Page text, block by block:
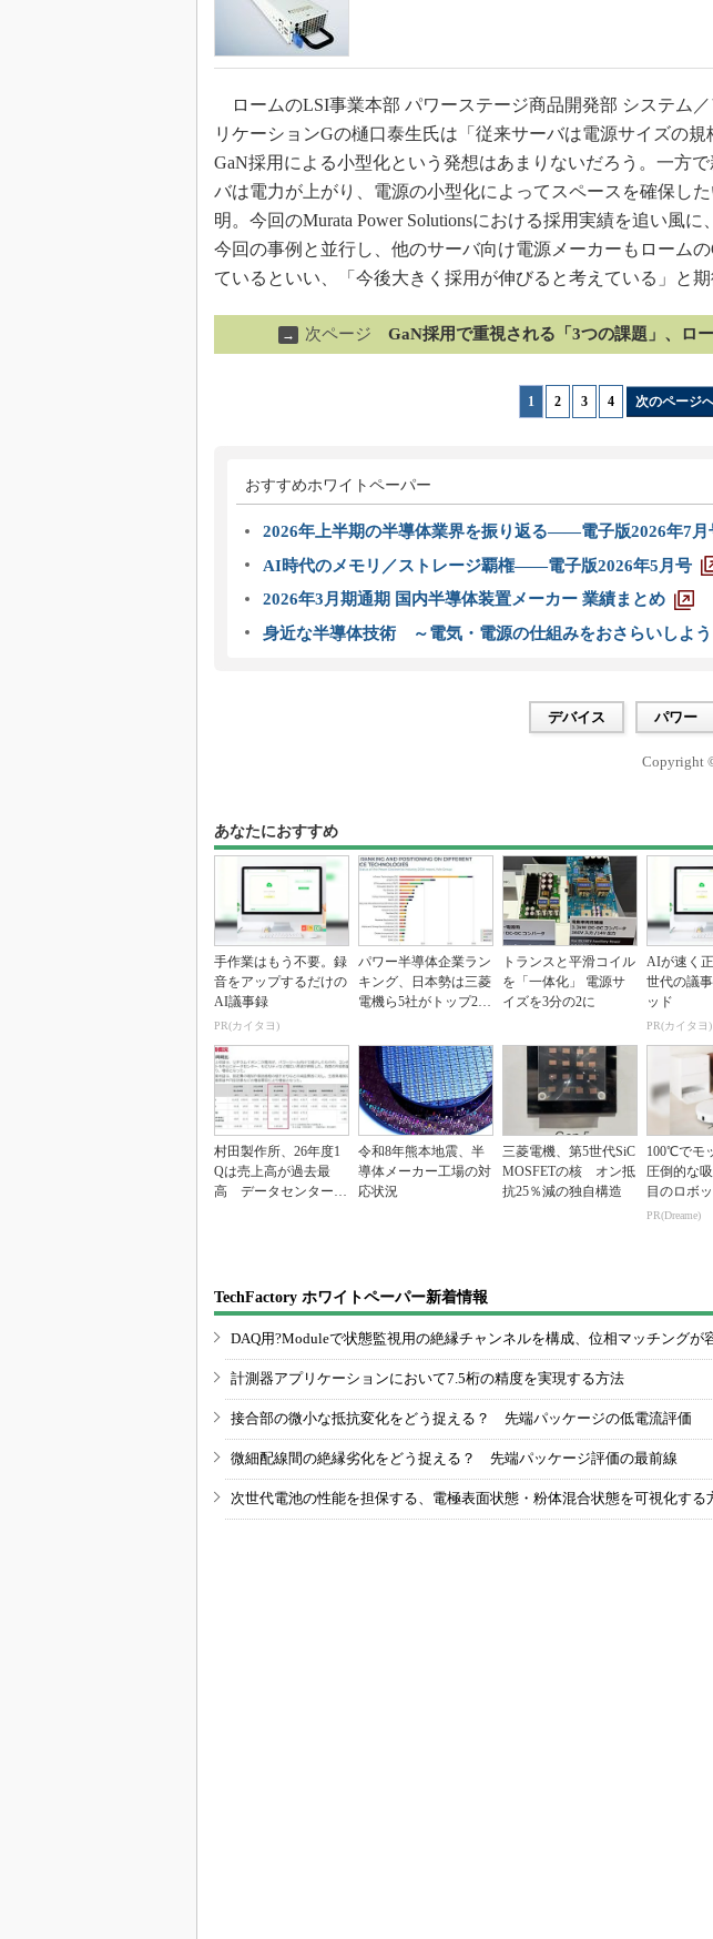
ロームのLSI事業本部 パワーステージ商品開発部 システム
リケーションGの樋口泰生氏は「従来サーバは電源サイズの規
GaN採用による小型化という発想はあまりないだろう。一方
バは電力が上がり、電源の小型化によってスペースを確保し
明。今回のMurata Power Solutionsにおける採用実績を追い風に
今回の事例と並行し、他のサーバ向け電源メーカーもローム
ているといい、「今後大きく採用が伸びると考えている」と期
→ 次ページ GaN採用で重視される「3つの課題」、ロ
1 2 3 4 次のページ
おすすめホワイトペーパー
2026年上半期の半導体業界を振り返る――電子版2026年7月
AI時代のメモリ／ストレージ覇権――電子版2026年5月号
2026年3月期通期 国内半導体装置メーカー 業績まとめ
身近な半導体技術 ～電気・電源の仕組みをおさらいしよう
デバイス パワー
Copyright
あなたにおすすめ
手作業はもう不要。録
音をアップするだけの
AI議事録
PR(カイタヨ)
パワー半導体企業ラン
キング、日本勢は三菱
電機ら5社がトップ20
トランスと平滑コイル
を「一体化」 電源サ
イズを3分の2に
AIが速く
世代の議
ッド
PR(カイタヨ)
村田製作所、26年度1
Qは売上高が過去最
高 データセンター関
令和8年熊本地震、半
導体メーカー工場の対
応状況
三菱電機、第5世代SiC
MOSFETの核 オン抵
抗25％減の独自構造
100℃でモ
圧倒的な
目のロボ
PR(Dreame)
TechFactory ホワイトペーパー新着情報
DAQ用?Moduleで状態監視用の絶縁チャンネルを構成、位相マッチングが
計測器アプリケーションにおいて7.5桁の精度を実現する方法
接合部の微小な抵抗変化をどう捉える？ 先端パッケージの低電流評価
微細配線間の絶縁劣化をどう捉える？ 先端パッケージ評価の最前線
次世代電池の性能を担保する、電極表面状態・粉体混合状態を可視化する